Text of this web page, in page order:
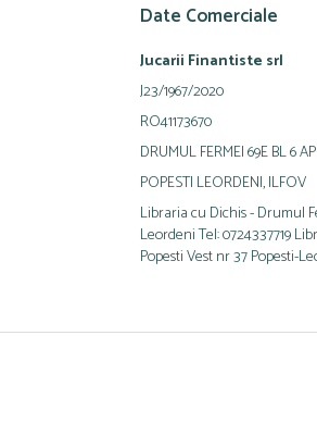
Date Comerciale
Jucarii Finantiste srl
J23/1967/2020
RO41173670
DRUMUL FERMEI 69E BL 6
POPESTI LEORDENI, ILFOV
Libraria cu Dichis - Drumul
Leordeni Tel: 0724337719
Popesti Vest nr 37 Popesti-